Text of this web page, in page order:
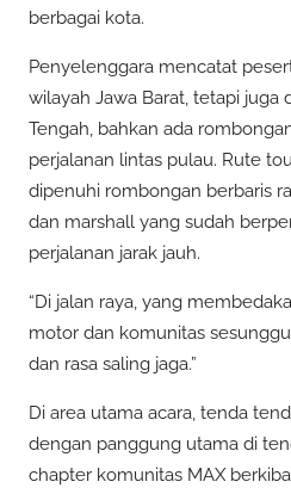
berbagai kota.
Penyelenggara mencatat
wilayah Jawa Barat, tetapi juga
Tengah, bahkan ada
perjalanan lintas pulau. Rute
dipenuhi rombongan berbaris
dan marshall yang sudah
perjalanan jarak jauh.
“Di jalan raya, yang
motor dan komunitas
dan rasa saling jaga.”
Di area utama acara, tenda
dengan panggung utama di
chapter komunitas MAX